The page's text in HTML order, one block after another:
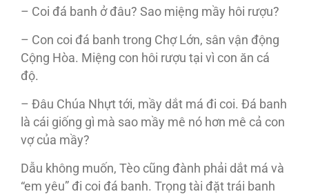
– Coi đá banh ở đâu? Sao miệng mầy hôi rượu?
– Con coi đá banh trong Chợ Lớn, sân vận động
Cộng Hòa. Miệng con hôi rượu tại vì con ăn cá
độ.
– Ðâu Chúa Nhựt tới, mầy dắt má đi coi. Ðá banh
là cái giống gì mà sao mầy mê nó hơn mê cả con
vợ của mầy?
Dẫu không muốn, Tèo cũng đành phải dắt má và
“em yêu” đi coi đá banh. Trọng tài đặt trái banh